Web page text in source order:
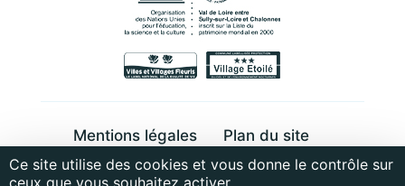
Mentions légales
Plan du site
Cookies et données personnelles
Ce site utilise des cookies et vous donne le contrôle sur
ceux que vous souhaitez activer